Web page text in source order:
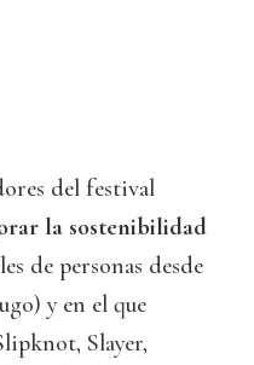
del festival
la sostenibilidad
de personas desde
y en el que
Slayer,